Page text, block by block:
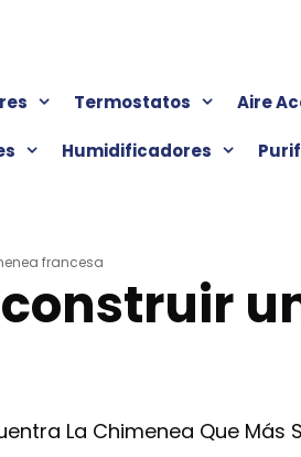
Termostatos Aire
Humidificadores
francesa
La Chimenea Que